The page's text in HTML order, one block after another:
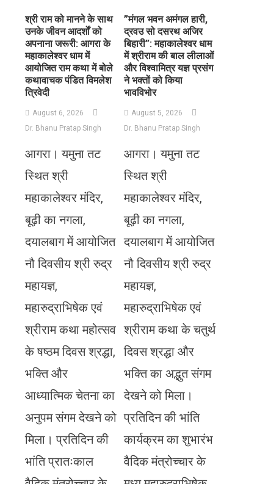
​श्री राम को मानने के साथ
उनके जीवन आदर्शों को
अपनाना जरूरी: आगरा के
महाकालेश्वर धाम में
आयोजित राम कथा में बोले
कथावाचक पंडित विमलेश
त्रिवेदी
August 6, 2026
Dr. Bhanu Pratap Singh
आगरा। यमुना तट
स्थित श्री
महाकालेश्वर मंदिर,
बूढ़ी का नगला,
दयालबाग में आयोजित
नौ दिवसीय श्री रुद्र
महायज्ञ,
महारुद्राभिषेक एवं
श्रीराम कथा महोत्सव
के षष्ठम दिवस श्रद्धा,
भक्ति और
आध्यात्मिक चेतना का
अनुपम संगम देखने को
मिला। प्रतिदिन की
भांति प्रातःकाल
​”मंगल भवन अमंगल हारी,
द्रवउ सो दसरथ अजिर
बिहारी”: महाकालेश्वर धाम
में श्रीराम की बाल लीलाओं
और विश्वामित्र यज्ञ प्रसंग
ने भक्तों को किया
भावविभोर
August 5, 2026
Dr. Bhanu Pratap Singh
आगरा। यमुना तट
स्थित श्री
महाकालेश्वर मंदिर,
बूढ़ी का नगला,
दयालबाग में आयोजित
नौ दिवसीय श्री रुद्र
महायज्ञ,
महारुद्राभिषेक एवं
श्रीराम कथा के चतुर्थ
दिवस श्रद्धा और
भक्ति का अद्भुत संगम
देखने को मिला।
प्रतिदिन की भांति
कार्यक्रम का शुभारंभ
वैदिक मंत्रोच्चार के